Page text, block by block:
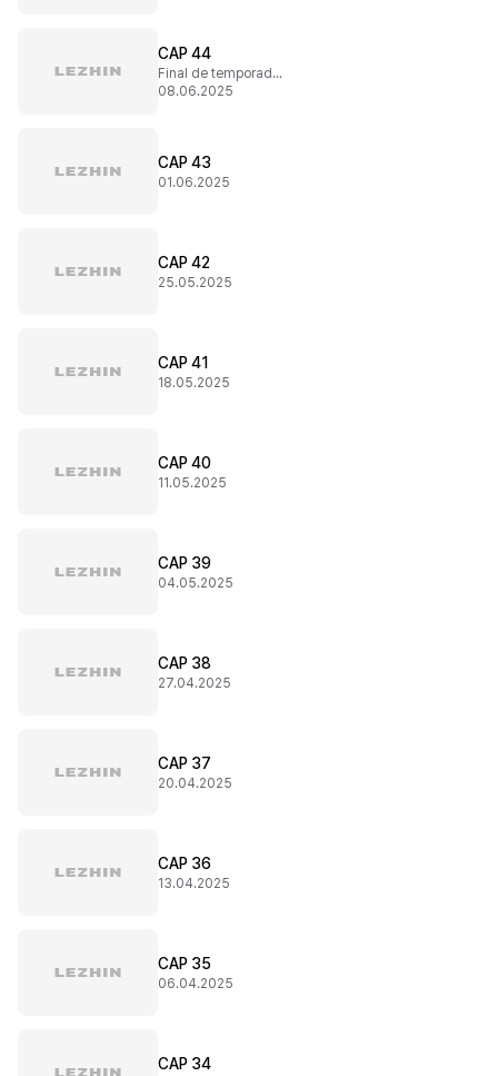
CAP 44
Final de temporada 2
08.06.2025
CAP 43
01.06.2025
CAP 42
25.05.2025
CAP 41
18.05.2025
CAP 40
11.05.2025
CAP 39
04.05.2025
CAP 38
27.04.2025
CAP 37
20.04.2025
CAP 36
13.04.2025
CAP 35
06.04.2025
CAP 34